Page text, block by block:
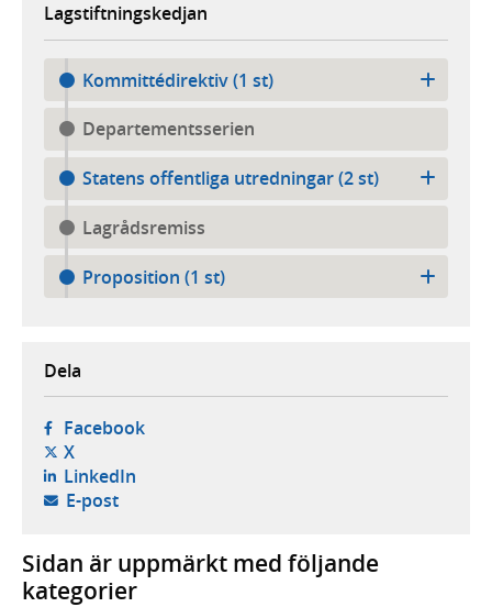
Lagstiftningskedjan
Kommittédirektiv (1 st)
Departementsserien
Statens offentliga utredningar (2 st)
Lagrådsremiss
Proposition (1 st)
Dela
Facebook- öppnas i ny flik, extern webbplats,
X- öppnas i ny flik, extern webbplats,
LinkedIn- öppnas i ny flik, extern webbplats,
E-post- öppnar din e-postklient,
Sidan är uppmärkt med följande
kategorier